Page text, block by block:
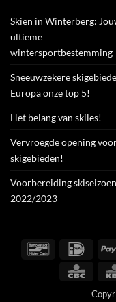
Skiën in Winterberg:
ultieme
wintersportbestemming
Sneeuwzekere
Europa onze top 5!
Het belang van skiles!
Vervroegde opening
skigebieden!
Voorbereiding skiseizoen
2022/2023
Bancontact IDeal
CBC